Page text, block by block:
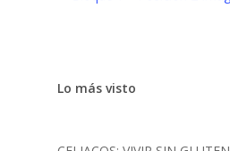
Lo más visto